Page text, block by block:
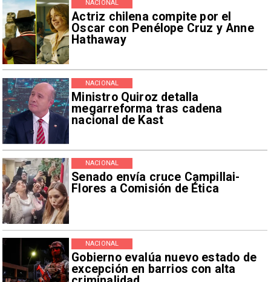
Actriz chilena compite por el
Oscar con Penélope Cruz y Anne
Hathaway
NACIONAL
Ministro Quiroz detalla
megarreforma tras cadena
nacional de Kast
NACIONAL
Senado envía cruce Campillai-
Flores a Comisión de Ética
NACIONAL
Gobierno evalúa nuevo estado de
excepción en barrios con alta
NACIONAL